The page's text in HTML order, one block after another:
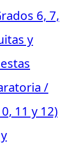
6, 7,
y
/
11 y 12)